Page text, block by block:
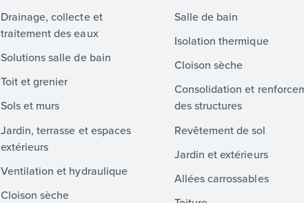
Drainage, collecte et
traitement des eaux
Solutions salle de bain
Toit et grenier
Sols et murs
Jardin, terrasse et espaces
extérieurs
Ventilation et hydraulique
Cloison sèche
Salle de bain
Isolation thermique
Cloison sèche
Consolidation et
des structures
Revêtement de sol
Jardin et extérieurs
Allées carrossables